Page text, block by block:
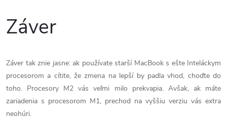
Záver
Záver tak znie jasne: ak používate starší MacBook s ešte Inteláckym
procesorom a cítite, že zmena na lepší by padla vhod, choďte do
toho. Procesory M2 vás veľmi milo prekvapia. Avšak, ak máte
zariadenia s procesorom M1, prechod na vyššiu verziu vás extra
neohúri.